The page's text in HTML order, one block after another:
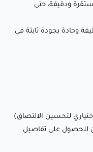
بما في ذلك:
لمسة من الأناقة
وغير قابلة للنسيان
المنزل.
الأدوات،
ودقيقة، حتى
وحادة بجودة ثابتة في
(تبريد محسن للحصول على تفاصيل